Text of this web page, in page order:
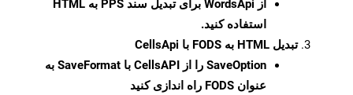
از WordsApi برای تبدیل سند PPS به HTML
استفاده کنید.
تبدیل HTML به FODS با CellsApi
SaveOption
را از CellsAPI با SaveFormat به
عنوان FODS راه اندازی کنید